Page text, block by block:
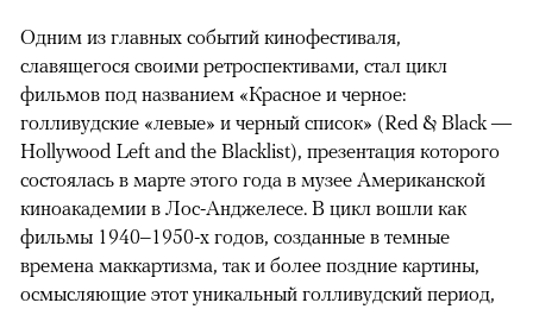
Одним из главных событий кинофестиваля,
славящегося своими ретроспективами, стал цикл
фильмов под названием «Красное и черное:
голливудские «левые» и черный список» (Red & Black —
Hollywood Left and the Blacklist), презентация которого
состоялась в марте этого года в музее Американской
киноакадемии в Лос-Анджелесе. В цикл вошли как
фильмы 1940–1950-х годов, созданные в темные
времена маккартизма, так и более поздние картины,
осмысляющие этот уникальный голливудский период,